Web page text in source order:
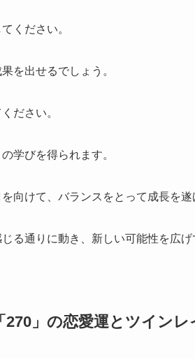
ください。
を出せるでしょう。
ださい。
学びを得られます。
向けて、バランスをとって成長を遂
る通りに動き、新しい可能性を広げ
」の恋愛運とツインレ